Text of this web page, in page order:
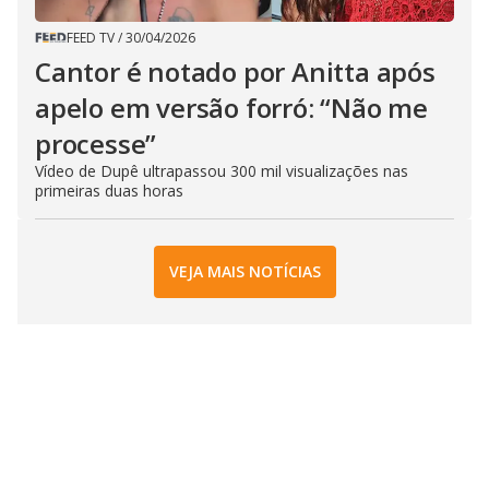
FEED TV/30/04/2026
Cantor é notado por Anitta após
apelo em versão forró: “Não me
processe”
Vídeo de Dupê ultrapassou 300 mil visualizações nas
primeiras duas horas
VEJA MAIS NOTÍCIAS